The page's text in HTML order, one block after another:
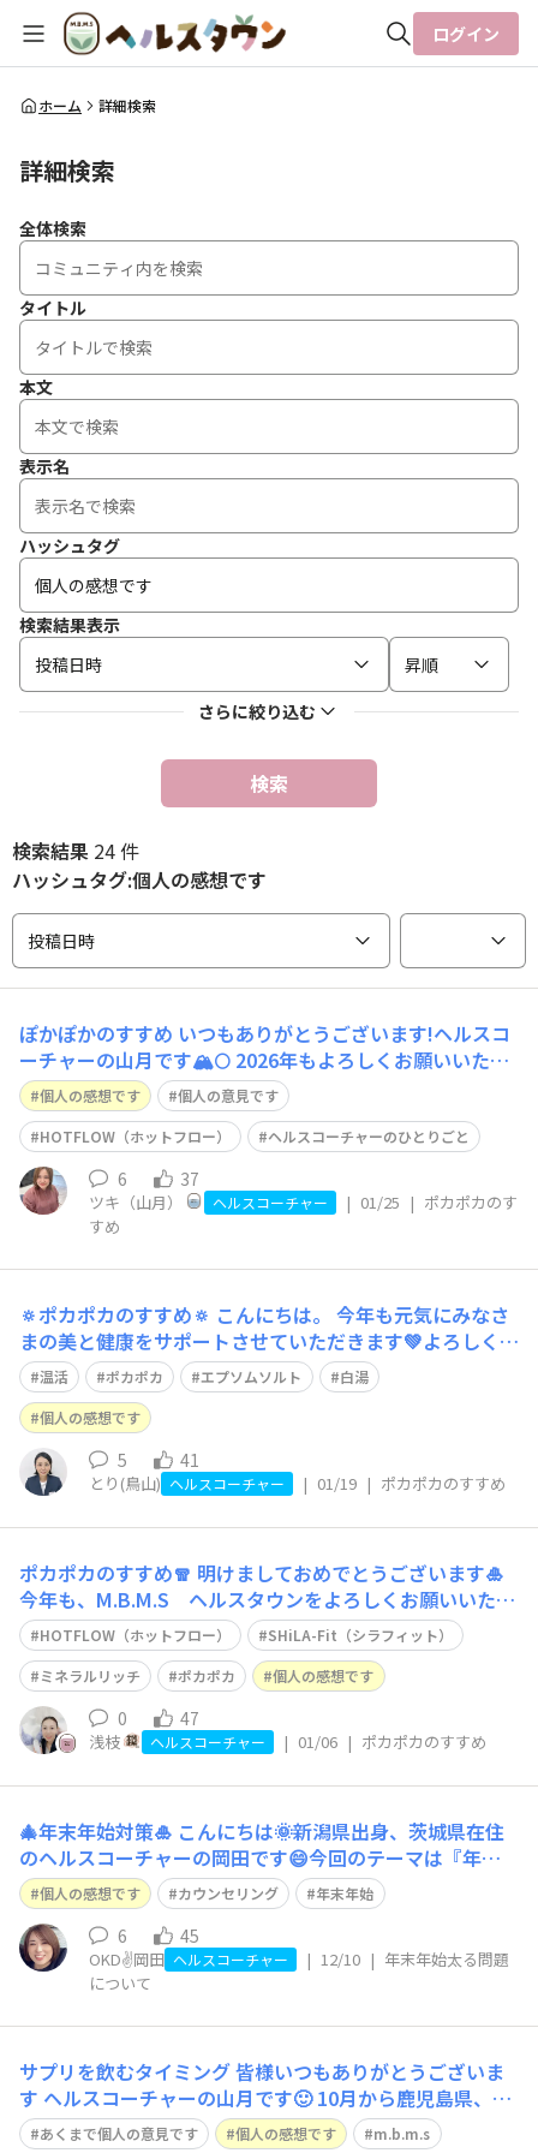
全体検索
ログイン
ホーム 詳細検索
詳細検索
全体検索
タイトル
本文
表示名
ハッシュタグ
検索結果表示
投稿日時
昇順
さらに絞り込む
検索
検索結果 24 件
ハッシュタグ:個人の感想です
投稿日時
ぽかぽかのすすめ いつもありがとうございます!ヘルスコ
ーチャーの山月です🏔️🌕 2026年もよろしくお願いいたし
ます。 2026年始まりもう1ヶ月が経とうとしてますが、お
正月太りしっかりとしちゃいました🫣今年は対策失敗に終
わってます‼︎まだ元に戻れてないのは私だけでしょうか？
💦笑 腹筋は
個人の感想です
個人の意見です
HOTFLOW（ホットフロー）
ヘルスコーチャーのひとりごと
6 37
ツキ（山月） ヘルスコーチャー | 01/25 | ポカポカのす
すめ
🔅ポカポカのすすめ🔅 こんにちは。 今年も元気にみなさ
まの美と健康をサポートさせていただきます💚よろしくお
願いします 前回のテーマ年末年始対策の結果、、、私は
体重0.5kg増で留まりました！！嬉しい限りです😭✨食べ
過ぎた分水を飲む！は意識しました。その代わりに、、普
段ほとんど体調崩さない5歳の娘が、年
温活 ポカポカ エプソムソルト
白湯
個人の感想です
5 41
とり(鳥山) ヘルスコーチャー | 01/19 | ポカポカのすすめ
ポカポカのすすめ🧣 明けましておめでとうございます🎍
今年も、М.B.M.S ヘルスタウンをよろしくお願いいたし
ます🐴 皆様、年末年始はいかがお過ごしでしたか？？前
回までのテーマ、『年末年始太る問題』でしたが…結果、
太りました🤣なんと3kgも💦 いつもの年末年始より確実に
動いていたのに💦食べている量が
HOTFLOW（ホットフロー）
SHiLA-Fit（シラフィット）
ミネラルリッチ
ポカポカ 個人の感想です
0 47
浅枝 ヘルスコーチャー | 01/06 | ポカポカのすすめ
🎄年末年始対策🎍 こんにちは🌞新潟県出身、茨城県在住
のヘルスコーチャーの岡田です😄今回のテーマは『年末
年始太る問題について』🐷今年はヘルスコーチャーになっ
ての初めての年末年始🔰実は今まで特に対策を考えたこと
がなく…私は12月が誕生日なので、12月は自分に甘くな
り食べたいものを好きなように食べておりました🍜🍟🍫新
個人の感想です カウンセリング 年末年始
6 45
OKD✌️岡田 ヘルスコーチャー | 12/10 | 年末年始太る問題
について
サプリを飲むタイミング皆様いつもありがとうございま
す ヘルスコーチャーの山月です🙂 10月から鹿児島県、熊
本県、宮崎県、大分県の担当地域になりました。 この場
あくまで個人の意見です 個人の感想です m.b.m.s